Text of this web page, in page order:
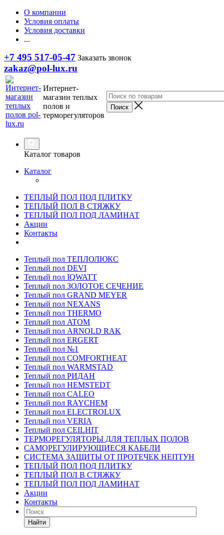
О компании
Условия оплаты
Условия доставки
...
+7 495 517-05-47 Заказать звонок
zakaz@pol-lux.ru
Интернет-
магазин теплых
полов и
терморегуляторов
Каталог товаров
Каталог
ТЕПЛЫЙ ПОЛ ПОД ПЛИТКУ
ТЕПЛЫЙ ПОЛ В СТЯЖКУ
ТЕПЛЫЙ ПОЛ ПОД ЛАМИНАТ
Акции
Контакты
Теплый пол ТЕПЛОЛЮКС
Теплый пол DEVI
Теплый пол IQWATT
Теплый пол ЗОЛОТОЕ СЕЧЕНИЕ
Теплый пол GRAND MEYER
Теплый пол NEXANS
Теплый пол THERMO
Теплый пол ATOM
Теплый пол ARNOLD RAK
Теплый пол ERGERT
Теплый пол №1
Теплый пол COMFORTHEAT
Теплый пол WARMSTAD
Теплый пол РИДАН
Теплый пол HEMSTEDT
Теплый пол CALEO
Теплый пол RAYCHEM
Теплый пол ELECTROLUX
Теплый пол VERIA
Теплый пол CEILHIT
ТЕРМОРЕГУЛЯТОРЫ ДЛЯ ТЕПЛЫХ ПОЛОВ
САМОРЕГУЛИРУЮЩИЕСЯ КАБЕЛИ
СИСТЕМА ЗАЩИТЫ ОТ ПРОТЕЧЕК НЕПТУН
ТЕПЛЫЙ ПОЛ ПОД ПЛИТКУ
ТЕПЛЫЙ ПОЛ В СТЯЖКУ
ТЕПЛЫЙ ПОЛ ПОД ЛАМИНАТ
Акции
Контакты
Найти